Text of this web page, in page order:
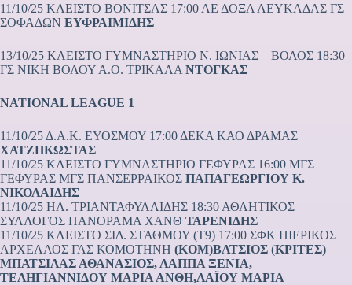
11/10/25 ΚΛΕΙΣΤΟ ΒΟΝΙΤΣΑΣ 17:00 ΑΕ ΔΟΞΑ ΛΕΥΚΑΔΑΣ ΓΣ
ΣΟΦΑΔΩΝ ΕΥΦΡΑΙΜΙΔΗΣ
13/10/25 ΚΛΕΙΣΤΟ ΓΥΜΝΑΣΤΗΡΙΟ Ν. ΙΩΝΙΑΣ – ΒΟΛΟΣ 18:30
ΓΣ ΝΙΚΗ ΒΟΛΟΥ Α.Ο. ΤΡΙΚΑΛΑ ΝΤΟΓΚΑΣ
NATIONAL LEAGUE 1
11/10/25 Δ.Α.Κ. ΕΥΟΣΜΟΥ 17:00 ΔΕΚΑ ΚΑΟ ΔΡΑΜΑΣ
ΧΑΤΖΗΚΩΣΤΑΣ
11/10/25 ΚΛΕΙΣΤΟ ΓΥΜΝΑΣΤΗΡΙΟ ΓΕΦΥΡΑΣ 16:00 ΜΓΣ
ΓΕΦΥΡΑΣ ΜΓΣ ΠΑΝΣΕΡΡΑΙΚΟΣ ΠΑΠΑΓΕΩΡΓΙΟΥ Κ.
ΝΙΚΟΛΑΙΔΗΣ
11/10/25 ΗΛ. ΤΡΙΑΝΤΑΦΥΛΛΙΔΗΣ 18:30 ΑΘΛΗΤΙΚΟΣ
ΣΥΛΛΟΓΟΣ ΠΑΝΟΡΑΜΑ ΧΑΝΘ ΤΑΡΕΝΙΔΗΣ
11/10/25 ΚΛΕΙΣΤΟ ΣΙΔ. ΣΤΑΘΜΟΥ (Τ9) 17:00 ΣΦΚ ΠΙΕΡΙΚΟΣ
ΑΡΧΕΛΑΟΣ ΓΑΣ ΚΟΜΟΤΗΝΗ (KOM)ΒΑΤΣΙΟΣ (ΚΡΙΤΕΣ)
ΜΠΑΤΣΙΛΑΣ ΑΘΑΝΑΣΙΟΣ, ΛΑΠΠΑ ΞΕΝΙΑ,
ΤΕΛΗΓΙΑΝΝΙΔΟΥ ΜΑΡΙΑ ΑΝΘΗ,ΛΑΪΟΥ ΜΑΡΙΑ